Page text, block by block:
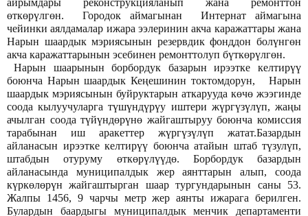
айрымдары реконструкцияланып жана ремонттон
өткөрүлгөн. Городок аймагынан Интернат аймагына
чейинки аялдамалар ижара ээлеринин акча каражаттары жана
Нарын шаардык мэриясынын резервдик фонддон болүнгөн
акча каражаттарынын эсебинен ремонттолуп бүткөрүлгөн.
Нарын шаарынын борбордук базарын ирээтке келтирүү
боюнча Нарын шаардык Кеңешинин токтомдорун, Нарын
шаардык мэриясынын буйруктарын аткарууда көчө жээгинде
соода кылуучуларга түшүндүрүу иштери жүргүзүлүп, жаңы
ачылган соода түйүндөрүнө жайгаштыруу боюнча комиссия
тарабынан иш аракеттер жүргүзүлүп жатат.Базардын
айланасын ирээтке келтирүү боюнча атайын штаб түзулүп,
штабдын отуруму өткөрүлүүдө. Борбордук базардын
айланасында муниципалдык жер аянттарын алып, соода
күркөлөрүн жайгаштырган шаар тургундарынын саны 53.
Жалпы 1456, 9 чарчы метр жер аянты ижарага берилген.
Булардын баардыгы муниципалдык менчик департаменти